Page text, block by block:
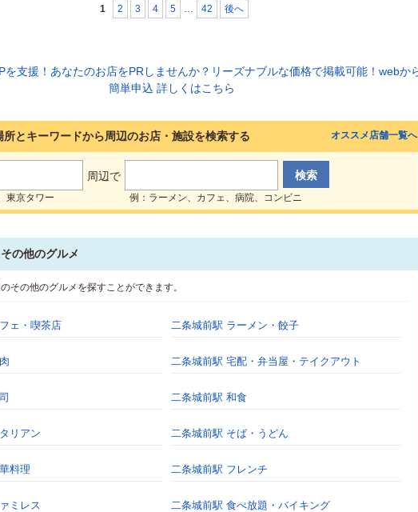
1 2 3 4 5 … 42 後へ
所とキーワードから周辺のお店・施設を検索する
周辺で
東京タワー 例：ラーメン、カフェ、病院、コンビニ
オススメ店舗一覧へ
の他のグルメ
その他のグルメを探すことができます。
ェ・喫茶店 二条城前駅 ラーメン・餃子
二条城前駅 宅配・弁当屋・テイクアウト
二条城前駅 和食
リアン 二条城前駅 そば・うどん
料理 二条城前駅 フレンチ
ミレス 二条城前駅 食べ放題・バイキング